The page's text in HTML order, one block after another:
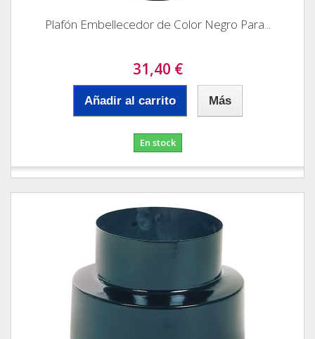
Plafón Embellecedor de Color Negro Para...
31,40 €
Añadir al carrito Más
En stock